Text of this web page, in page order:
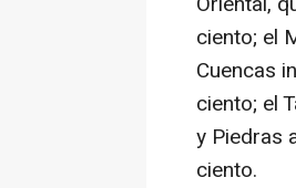
ciento; el
Cuencas
ciento; el
y Piedras
ciento.